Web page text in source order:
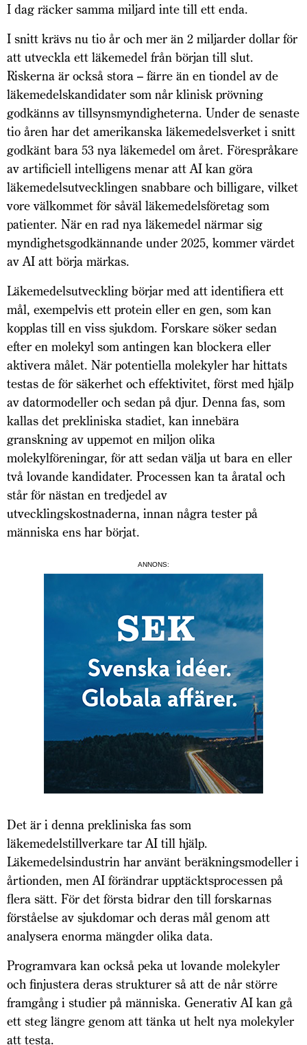
I dag räcker samma miljard inte till ett enda.
I snitt krävs nu tio år och mer än 2 miljarder dollar för
att utveckla ett läkemedel från början till slut.
Riskerna är också stora – färre än en tiondel av de
läkemedelskandidater som når klinisk prövning
godkänns av tillsynsmyndigheterna. Under de senaste
tio åren har det amerikanska läkemedelsverket i snitt
godkänt bara 53 nya läkemedel om året. Förespråkare
av artificiell intelligens menar att AI kan göra
läkemedelsutvecklingen snabbare och billigare, vilket
vore välkommet för såväl läkemedelsföretag som
patienter. När en rad nya läkemedel närmar sig
myndighetsgodkännande under 2025, kommer värdet
av AI att börja märkas.
Läkemedelsutveckling börjar med att identifiera ett
mål, exempelvis ett protein eller en gen, som kan
kopplas till en viss sjukdom. Forskare söker sedan
efter en molekyl som antingen kan blockera eller
aktivera målet. När potentiella molekyler har hittats
testas de för säkerhet och effektivitet, först med hjälp
av datormodeller och sedan på djur. Denna fas, som
kallas det prekliniska stadiet, kan innebära
granskning av uppemot en miljon olika
molekylföreningar, för att sedan välja ut bara en eller
två lovande kandidater. Processen kan ta åratal och
står för nästan en tredjedel av
utvecklingskostnaderna, innan några tester på
människa ens har börjat.
ANNONS:
Det är i denna prekliniska fas som
läkemedelstillverkare tar AI till hjälp.
Läkemedelsindustrin har använt beräkningsmodeller i
årtionden, men AI förändrar upptäcktsprocessen på
flera sätt. För det första bidrar den till forskarnas
förståelse av sjukdomar och deras mål genom att
analysera enorma mängder olika data.
Programvara kan också peka ut lovande molekyler
och finjustera deras strukturer så att de når större
framgång i studier på människa. Generativ AI kan gå
ett steg längre genom att tänka ut helt nya molekyler
att testa.